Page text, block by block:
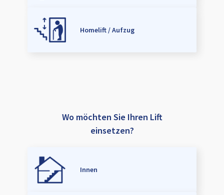
Homelift / Aufzug
Wo möchten Sie Ihren Lift
einsetzen?
Innen